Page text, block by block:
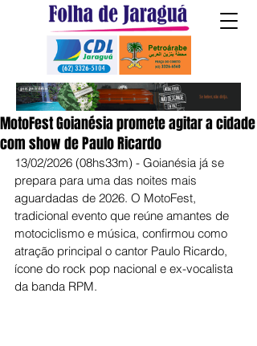
MotoFest Goianésia promete agitar a cidade
com show de Paulo Ricardo
13/02/2026 (08hs33m) - Goianésia já se
prepara para uma das noites mais
aguardadas de 2026. O MotoFest,
tradicional evento que reúne amantes de
motociclismo e música, confirmou como
atração principal o cantor Paulo Ricardo,
ícone do rock pop nacional e ex-vocalista
da banda RPM.